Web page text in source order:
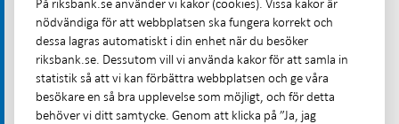
reglerade pengar
kommersiella banker och e-pengar.
När dessa olika typer av pengar ges ut i ett lands
valuta fungerar de som en representation av den
nationella valutan. Hur stort förtroende
På riksbank.se använder vi kakor (cookies). Vissa kakor är
nödvändiga för att webbplatsen ska fungera korrekt och
dessa lagras automatiskt i din enhet när du besöker
riksbank.se. Dessutom vill vi använda kakor för att samla in
statistik så att vi kan förbättra webbplatsen och ge våra
besökare en så bra upplevelse som möjligt, och för detta
behöver vi ditt samtycke. Genom att klicka på ”Ja, jag